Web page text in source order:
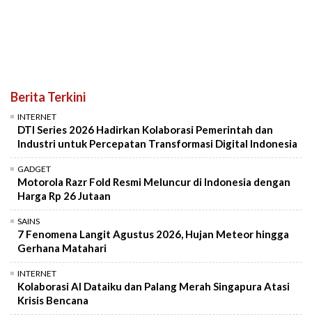
Berita Terkini
INTERNET
DTI Series 2026 Hadirkan Kolaborasi Pemerintah dan
Industri untuk Percepatan Transformasi Digital Indonesia
GADGET
Motorola Razr Fold Resmi Meluncur di Indonesia dengan
Harga Rp 26 Jutaan
SAINS
7 Fenomena Langit Agustus 2026, Hujan Meteor hingga
Gerhana Matahari
INTERNET
Kolaborasi AI Dataiku dan Palang Merah Singapura Atasi
Krisis Bencana